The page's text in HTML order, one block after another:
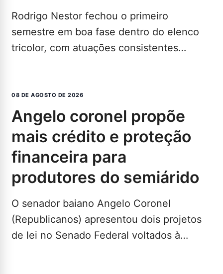
Rodrigo Nestor fechou o primeiro
semestre em boa fase dentro do elenco
tricolor, com atuações consistentes
08 DE AGOSTO DE 2026
angelo coronel propõe
mais crédito e proteção
financeira para
produtores do semiárido
O senador baiano Angelo Coronel
(Republicanos) apresentou dois projetos
de lei no Senado Federal voltados à